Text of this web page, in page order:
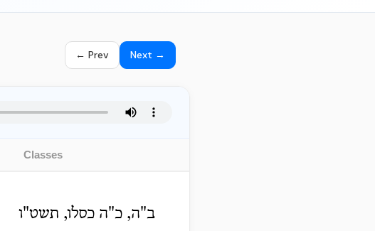
← Prev Next →
Classes
ב"ה, כ"ה כסלו, תשט"ו